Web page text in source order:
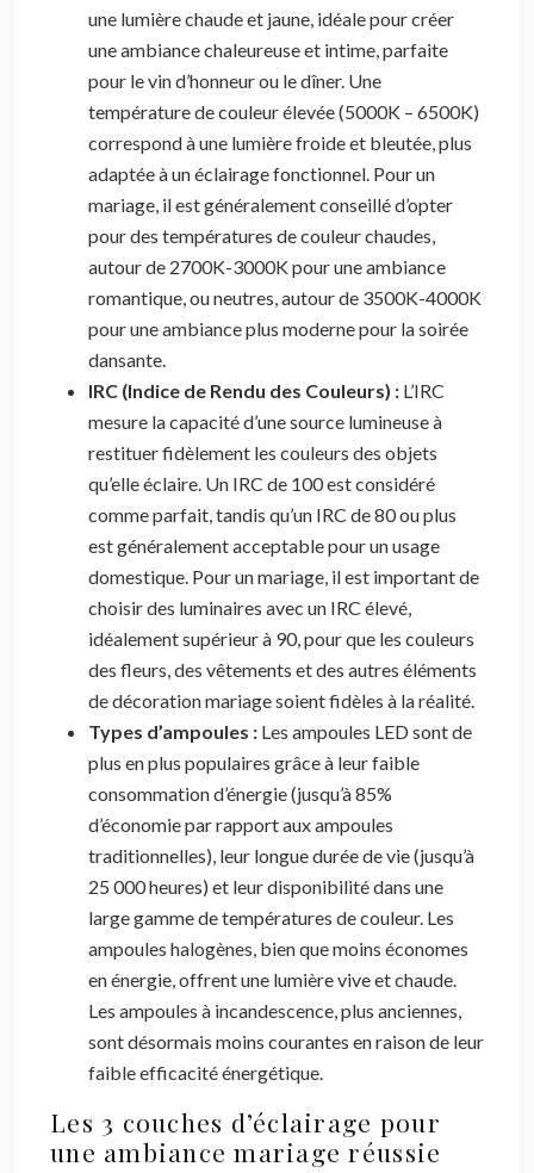
une lumière chaude et jaune, idéale pour créer
une ambiance chaleureuse et intime, parfaite
pour le vin d’honneur ou le dîner. Une
température de couleur élevée (5000K – 6500K)
correspond à une lumière froide et bleutée, plus
adaptée à un éclairage fonctionnel. Pour un
mariage, il est généralement conseillé d’opter
pour des températures de couleur chaudes,
autour de 2700K-3000K pour une ambiance
romantique, ou neutres, autour de 3500K-4000K
pour une ambiance plus moderne pour la soirée
dansante.
IRC (Indice de Rendu des Couleurs) : L’IRC
mesure la capacité d’une source lumineuse à
restituer fidèlement les couleurs des objets
qu’elle éclaire. Un IRC de 100 est considéré
comme parfait, tandis qu’un IRC de 80 ou plus
est généralement acceptable pour un usage
domestique. Pour un mariage, il est important de
choisir des luminaires avec un IRC élevé,
idéalement supérieur à 90, pour que les couleurs
des fleurs, des vêtements et des autres éléments
de décoration mariage soient fidèles à la réalité.
Types d’ampoules : Les ampoules LED sont de
plus en plus populaires grâce à leur faible
consommation d’énergie (jusqu’à 85%
d’économie par rapport aux ampoules
traditionnelles), leur longue durée de vie (jusqu’à
25 000 heures) et leur disponibilité dans une
large gamme de températures de couleur. Les
ampoules halogènes, bien que moins économes
en énergie, offrent une lumière vive et chaude.
Les ampoules à incandescence, plus anciennes,
sont désormais moins courantes en raison de leur
faible efficacité énergétique.
Les 3 couches d’éclairage pour
une ambiance mariage réussie